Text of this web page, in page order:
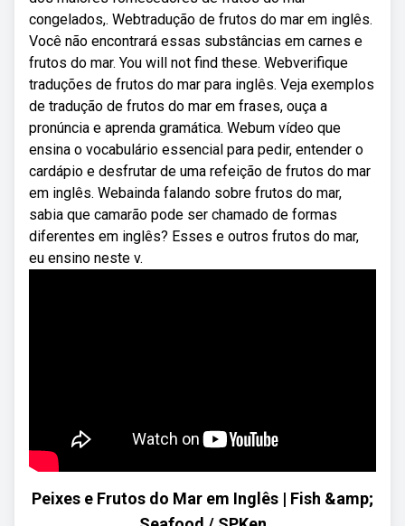
congelados,. Webtradução de frutos do mar em inglês.
Você não encontrará essas substâncias em carnes e
frutos do mar. You will not find these. Webverifique
traduções de frutos do mar para inglês. Veja exemplos
de tradução de frutos do mar em frases, ouça a
pronúncia e aprenda gramática. Webum vídeo que
ensina o vocabulário essencial para pedir, entender o
cardápio e desfrutar de uma refeição de frutos do mar
em inglês. Webainda falando sobre frutos do mar,
sabia que camarão pode ser chamado de formas
diferentes em inglês? Esses e outros frutos do mar,
eu ensino neste v.
Peixes e Frutos do Mar em Inglês | Fish &amp;